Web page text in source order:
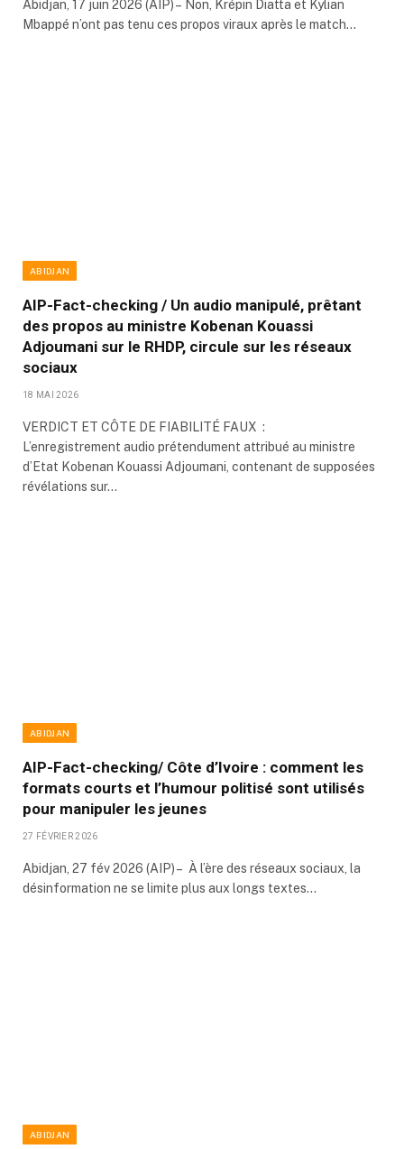
Abidjan, 17 juin 2026 (AIP) – Non, Krépin Diatta et Kylian
Mbappé n’ont pas tenu ces propos viraux après le match…
ABIDJAN
AIP-Fact-checking / Un audio manipulé, prêtant
des propos au ministre Kobenan Kouassi
Adjoumani sur le RHDP, circule sur les réseaux
sociaux
18 MAI 2026
VERDICT ET CÔTE DE FIABILITÉ FAUX :
L’enregistrement audio prétendument attribué au ministre
d’Etat Kobenan Kouassi Adjoumani, contenant de supposées
révélations sur…
ABIDJAN
AIP-Fact-checking/ Côte d’Ivoire : comment les
formats courts et l’humour politisé sont utilisés
pour manipuler les jeunes
27 FÉVRIER 2026
Abidjan, 27 fév 2026 (AIP) – À l’ère des réseaux sociaux, la
désinformation ne se limite plus aux longs textes…
ABIDJAN